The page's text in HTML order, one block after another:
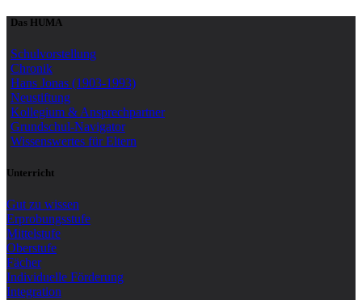
Das HUMA
Schulvorstellung
Chronik
Hans Jonas (1903-1993)
Neustiftung
Kollegium & Ansprechpartner
Grundschul-Navigator
Wissenswertes für Eltern
Unterricht
Gut zu wissen
Erprobungsstufe
Mittelstufe
Oberstufe
Fächer
Individuelle Förderung
Integration